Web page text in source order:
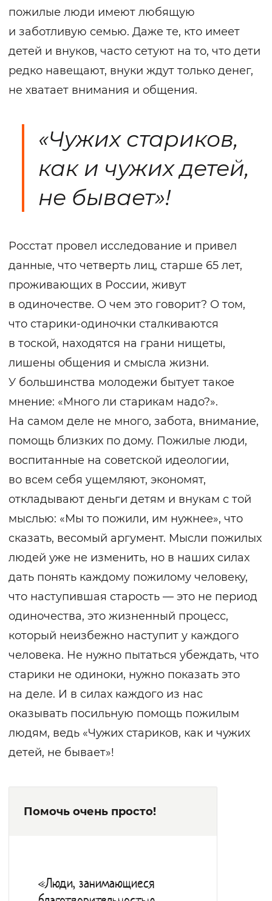
пожилые люди имеют любящую
и заботливую семью. Даже те, кто имеет
детей и внуков, часто сетуют на то, что дети
редко навещают, внуки ждут только денег,
не хватает внимания и общения.
«Чужих стариков,
как и чужих детей,
не бывает»!
Росстат провел исследование и привел
данные, что четверть лиц, старше 65 лет,
проживающих в России, живут
в одиночестве. О чем это говорит? О том,
что старики-одиночки сталкиваются
в тоской, находятся на грани нищеты,
лишены общения и смысла жизни.
У большинства молодежи бытует такое
мнение: «Много ли старикам надо?».
На самом деле не много, забота, внимание,
помощь близких по дому. Пожилые люди,
воспитанные на советской идеологии,
во всем себя ущемляют, экономят,
откладывают деньги детям и внукам с той
мыслью: «Мы то пожили, им нужнее», что
сказать, весомый аргумент. Мысли пожилых
людей уже не изменить, но в наших силах
дать понять каждому пожилому человеку,
что наступившая старость — это не период
одиночества, это жизненный процесс,
который неизбежно наступит у каждого
человека. Не нужно пытаться убеждать, что
старики не одиноки, нужно показать это
на деле. И в силах каждого из нас
оказывать посильную помощь пожилым
людям, ведь «Чужих стариков, как и чужих
детей, не бывает»!
Помочь очень просто!
«Люди, занимающиеся